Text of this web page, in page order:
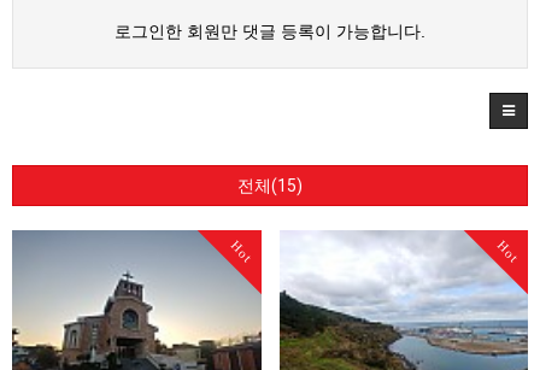
로그인한 회원만 댓글 등록이 가능합니다.
전체(15)
Hot Hot